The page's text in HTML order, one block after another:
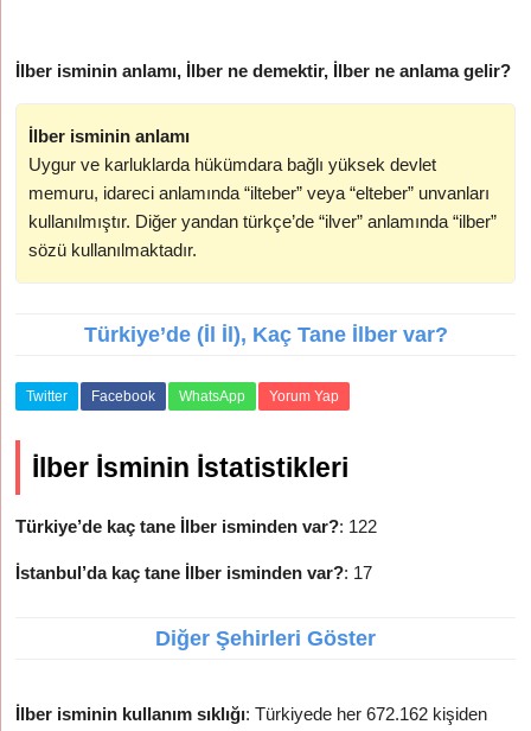
İlber isminin anlamı, İlber ne demektir, İlber ne anlama gelir?
İlber isminin anlamı
Uygur ve karluklarda hükümdara bağlı yüksek devlet
memuru, idareci anlamında “ilteber” veya “elteber” unvanları
kullanılmıştır. Diğer yandan türkçe’de “ilver” anlamında “ilber”
sözü kullanılmaktadır.
Türkiye’de (İl İl), Kaç Tane İlber var?
Twitter Facebook WhatsApp Yorum Yap
İlber İsminin İstatistikleri
Türkiye’de kaç tane İlber isminden var?: 122
İstanbul’da kaç tane İlber isminden var?: 17
Diğer Şehirleri Göster
İlber isminin kullanım sıklığı: Türkiyede her 672.162 kişiden